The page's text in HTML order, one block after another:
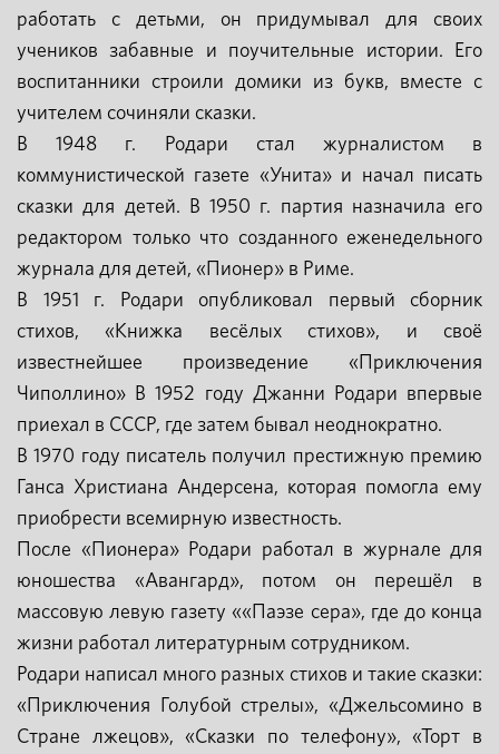
работать с детьми, он придумывал для своих
учеников забавные и поучительные истории. Его
воспитанники строили домики из букв, вместе с
учителем сочиняли сказки.
В 1948 г. Родари стал журналистом в
коммунистической газете «Унита» и начал писать
сказки для детей. В 1950 г. партия назначила его
редактором только что созданного еженедельного
журнала для детей, «Пионер» в Риме.
В 1951 г. Родари опубликовал первый сборник
стихов, «Книжка весёлых стихов», и своё
известнейшее произведение «Приключения
Чиполлино» В 1952 году Джанни Родари впервые
приехал в СССР, где затем бывал неоднократно.
В 1970 году писатель получил престижную премию
Ганса Христиана Андерсена, которая помогла ему
приобрести всемирную известность.
После «Пионера» Родари работал в журнале для
юношества «Авангард», потом он перешёл в
массовую левую газету ««Паэзе сера», где до конца
жизни работал литературным сотрудником.
Родари написал много разных стихов и такие сказки:
«Приключения Голубой стрелы», «Джельсомино в
Стране лжецов», «Сказки по телефону», «Торт в